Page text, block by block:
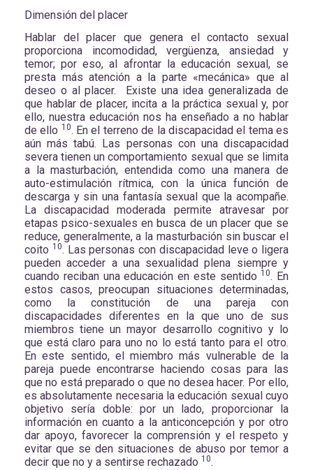
Dimensión del placer
Hablar del placer que genera el contacto sexual
proporciona incomodidad, vergüenza, ansiedad y
temor; por eso, al afrontar la educación sexual, se
presta más atención a la parte «mecánica» que al
deseo o al placer. Existe una idea generalizada de
que hablar de placer, incita a la práctica sexual y, por
ello, nuestra educación nos ha enseñado a no hablar
de ello 10. En el terreno de la discapacidad el tema es
aún más tabú. Las personas con una discapacidad
severa tienen un comportamiento sexual que se limita
a la masturbación, entendida como una manera de
auto-estimulación rítmica, con la única función de
descarga y sin una fantasía sexual que la acompañe.
La discapacidad moderada permite atravesar por
etapas psico-sexuales en busca de un placer que se
reduce, generalmente, a la masturbación sin buscar el
coito 10. Las personas con discapacidad leve o ligera
pueden acceder a una sexualidad plena siempre y
cuando reciban una educación en este sentido 10. En
estos casos, preocupan situaciones determinadas,
como la constitución de una pareja con
discapacidades diferentes en la que uno de sus
miembros tiene un mayor desarrollo cognitivo y lo
que está claro para uno no lo está tanto para el otro.
En este sentido, el miembro más vulnerable de la
pareja puede encontrarse haciendo cosas para las
que no está preparado o que no desea hacer. Por ello,
es absolutamente necesaria la educación sexual cuyo
objetivo sería doble: por un lado, proporcionar la
información en cuanto a la anticoncepción y por otro
dar apoyo, favorecer la comprensión y el respeto y
evitar que se den situaciones de abuso por temor a
decir que no y a sentirse rechazado 10.